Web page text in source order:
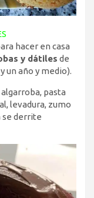
hacer en casa
y dátiles de
un año y medio).
pasta
levadura, zumo
se derrite